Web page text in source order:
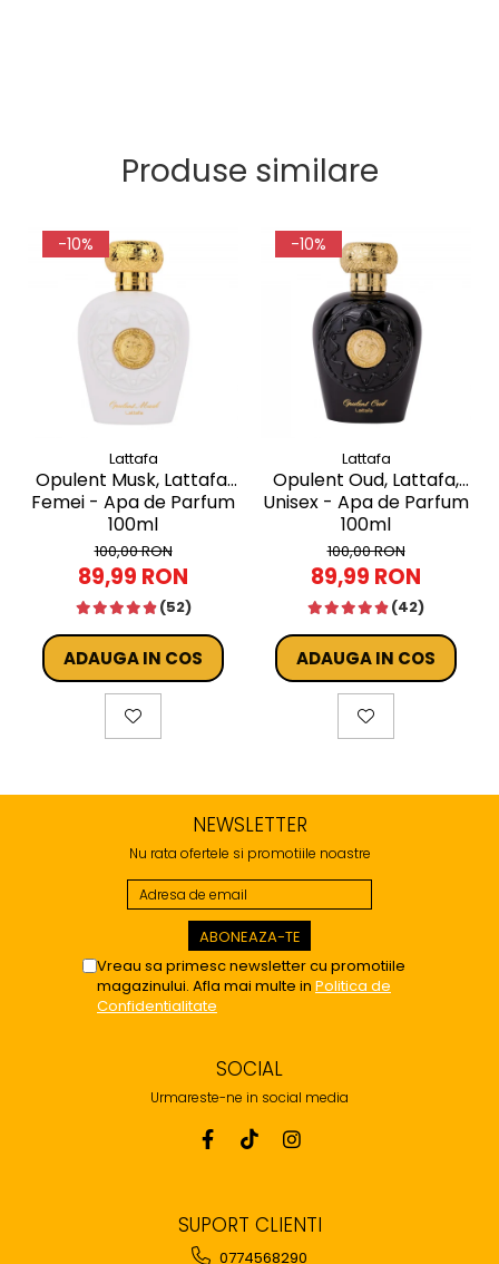
Produse similare
-10%
Lattafa
Opulent Musk, Lattafa,
Femei - Apa de Parfum
100ml
100,00 RON
89,99 RON
(52)
ADAUGA IN COS
-10%
Lattafa
Opulent Oud, Lattafa,
Unisex - Apa de Parfum
100ml
100,00 RON
89,99 RON
(42)
ADAUGA IN COS
NEWSLETTER
Nu rata ofertele si promotiile noastre
Vreau sa primesc newsletter cu promotiile
magazinului. Afla mai multe in Politica de
Confidentialitate
SOCIAL
Urmareste-ne in social media
SUPORT CLIENTI
0774568290